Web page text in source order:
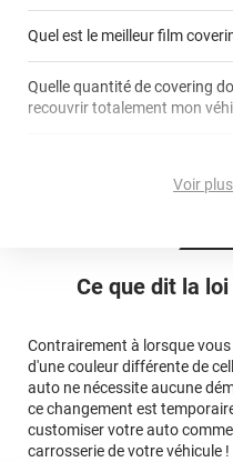
Ce que dit la
Contrairement à lorsque
d'une couleur différente de
auto ne nécessite aucune
ce changement est
customiser votre auto
carrosserie de votre véhicule !
covering 3D
Quel est le meilleur film
Quelle quantité de covering
recouvrir totalement mon
avant jusqu'au bas du
Multipliez ce résultat
commerciaux
pose
Le covering protège la
Le covering peut
Le covering revient
covering 3D
Voir